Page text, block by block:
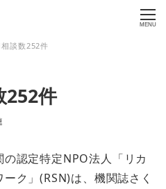
MENU
談数252件
件
認定特定NPO法人「リカ
ク」(RSN)は、機関誌さく